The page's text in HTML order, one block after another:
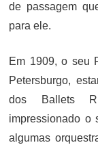
de passagem
para ele.
Em 1909, o seu
Petersburgo,
dos Ballets
impressionado o
algumas